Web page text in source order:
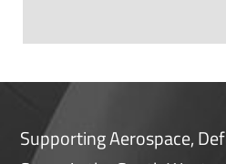
Supporting Aerospace,